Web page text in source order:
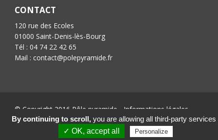
CONTACT
120 rue des Ecoles
01000 Saint-Denis-lès-Bourg
Tél : 04 74 22 42 65
Mail : contact@polepyramide.fr
© Copyright 2016 Pôle pyramide - Informations légales
Conception :Ab’6net
By continuing to scroll, you are allowing all third-party services
✓ OK, accept all
Personalize